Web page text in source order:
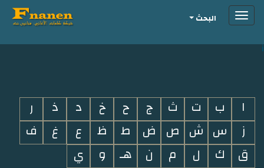
i
Toggleالبحث
ا ب ت ث ج ح خ د ذ
ر
ز
س ش ص ض ط ظ ع غ
ف
ق
ك ل م ن هـ و ي